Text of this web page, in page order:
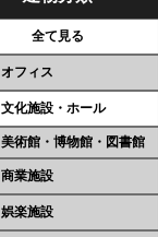
全て見る
オフィス
文化施設・ホール
美術館・博物館・図書館
商業施設
娯楽施設